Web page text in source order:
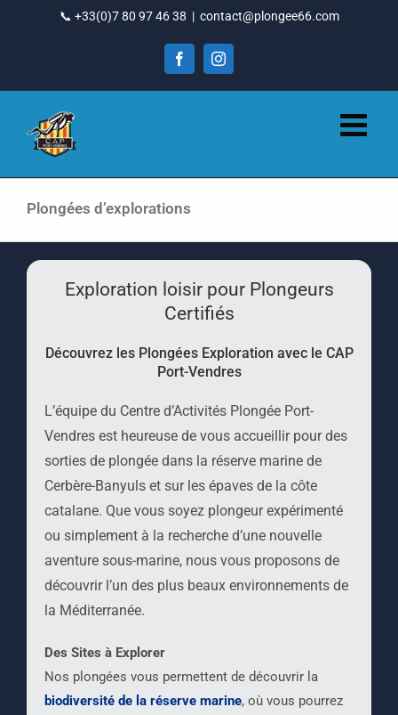
📞 +33(0)7 80 97 46 38 | contact@plongee66.com
FacebookInstagram
Plongées d’explorations
Exploration loisir pour Plongeurs
Certifiés
Découvrez les Plongées Exploration avec le CAP
Port-Vendres
L’équipe du Centre d’Activités Plongée Port-
Vendres est heureuse de vous accueillir pour des
sorties de plongée dans la réserve marine de
Cerbère-Banyuls et sur les épaves de la côte
catalane. Que vous soyez plongeur expérimenté
ou simplement à la recherche d’une nouvelle
aventure sous-marine, nous vous proposons de
découvrir l’un des plus beaux environnements de
la Méditerranée.
Des Sites à Explorer
Nos plongées vous permettent de découvrir la
biodiversité de la réserve marine, où vous pourrez